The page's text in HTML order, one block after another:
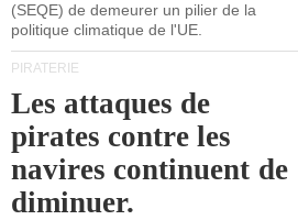
(SEQE) de demeurer un pilier de la
politique climatique de l'UE.
PIRATERIE
Les attaques de
pirates contre les
navires continuent de
diminuer.